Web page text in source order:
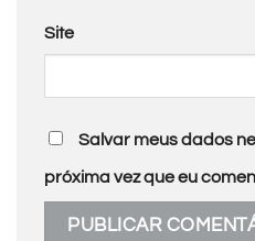
Site
Salvar meus dados
próxima vez que eu